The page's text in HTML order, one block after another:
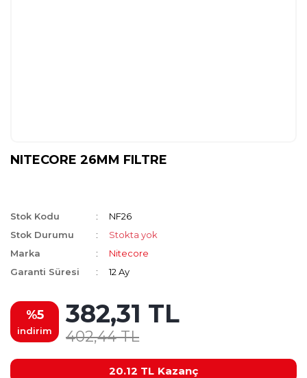
NITECORE 26MM FILTRE
Stok Kodu
NF26
Stok Durumu
Stokta yok
Marka
Nitecore
Garanti Süresi
12 Ay
%5
indirim
382,31 TL
402,44 TL
20.12 TL Kazanç